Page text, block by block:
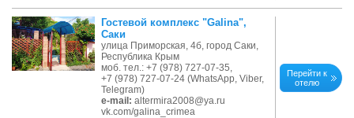
Гостевой комплекс "Galina",
Саки
улица Приморская, 4б, город Саки,
Республика Крым
моб. тел.: +7 (978) 727-07-35,
+7 (978) 727-07-24 (WhatsApp, Viber,
Telegram)
e-mail: altermira2008@ya.ru
vk.com/galina_crimea
Перейти к
отелю